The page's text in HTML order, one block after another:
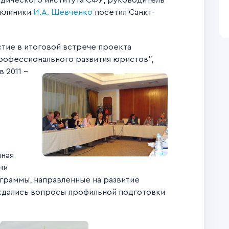
И.А. Шевченко посетил Санкт-
в итоговой встрече проекта
развития юристов",
2011 -
направленные на развитие
вопросы профильной подготовки